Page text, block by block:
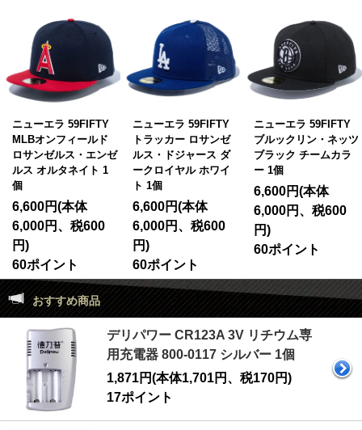
ニューエラ 59FIFTY
MLBオンフィールド
ロサンゼルス・エンゼ
ルス オルタネイト 1
個
6,600円(本体
6,000円、税600
円)
60ポイント
ニューエラ 59FIFTY
トラッカー ロサンゼ
ルス・ドジャース ダ
ークロイヤル ホワイ
ト 1個
6,600円(本体
6,000円、税600
円)
60ポイント
ニューエラ 59FIFTY
ブルックリン・ネッツ
ブラック チームカラ
ー 1個
6,600円(本体
6,000円、税600
円)
60ポイント
おすすめ商品
デリパワー CR123A 3V リチウム専
用充電器 800-0117 シルバー 1個
1,871円(本体1,701円、税170円)
17ポイント